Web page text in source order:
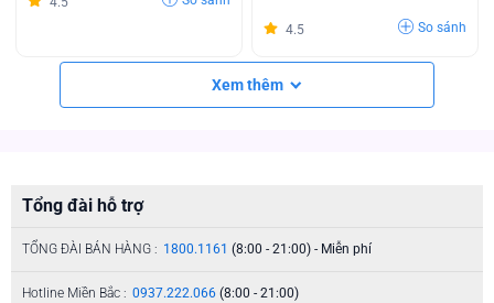
4.5 So sánh
Xem thêm
Tổng đài hỗ trợ
TỔNG ĐÀI BÁN HÀNG : 1800.1161 (8:00 - 21:00) - Miễn phí
Hotline Miền Bắc : 0937.222.066 (8:00 - 21:00)